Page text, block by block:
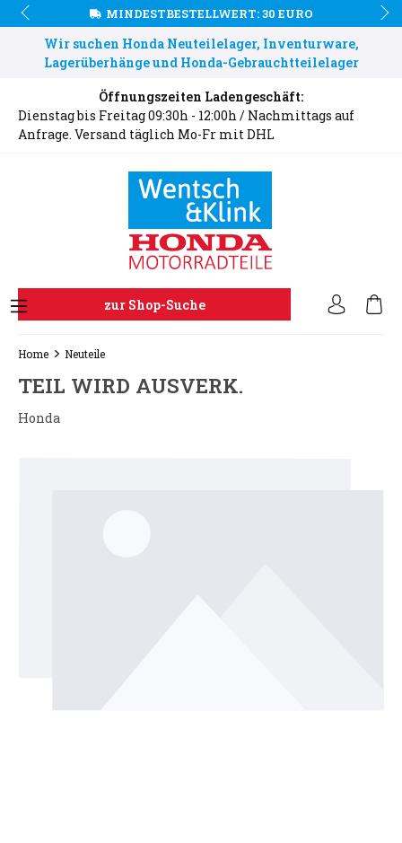
MINDESTBESTELLWERT: 30 EURO
Wir suchen Honda Neuteilelager, Inventurware,
Lagerüberhänge und Honda-Gebrauchtteilelager
Öffnungszeiten Ladengeschäft:
Dienstag bis Freitag 09:30h - 12:00h / Nachmittags auf
Anfrage. Versand täglich Mo-Fr mit DHL
zur Shop-Suche
Home Neuteile
TEIL WIRD AUSVERK.
Honda